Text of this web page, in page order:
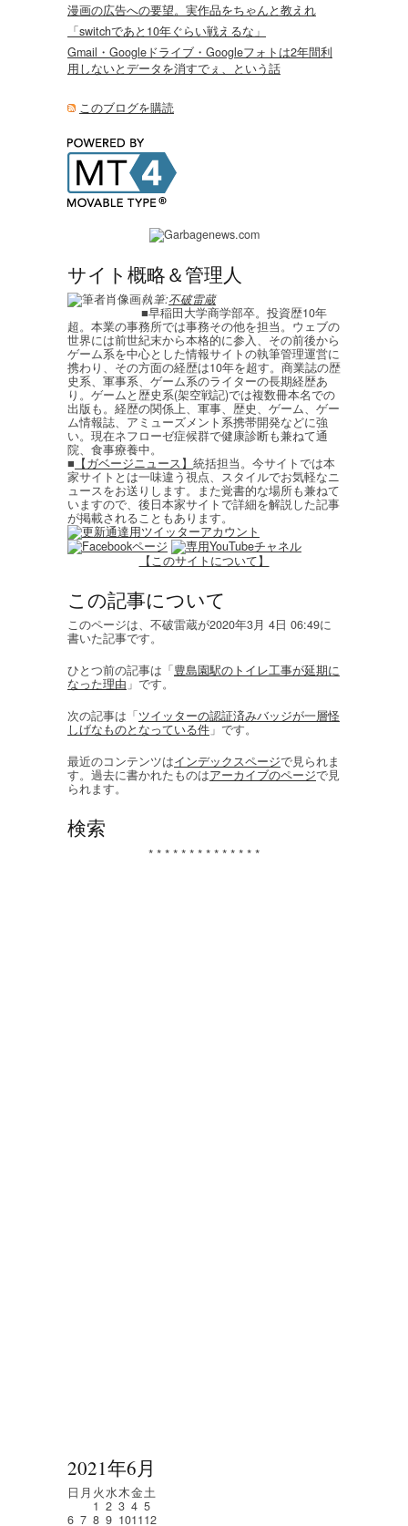
漫画の広告への要望。実作品をちゃんと教えれ
「switchであと10年ぐらい戦えるな」
Gmail・Googleドライブ・Googleフォトは2年間利
用しないとデータを消すでぇ、という話
このブログを購読
サイト概略＆管理人
執筆:不破雷蔵
■早稲田大学商学部卒。投資歴10年
超。本業の事務所では事務その他を担当。ウェブの
世界には前世紀末から本格的に参入、その前後から
ゲーム系を中心とした情報サイトの執筆管理運営に
携わり、その方面の経歴は10年を超す。商業誌の歴
史系、軍事系、ゲーム系のライターの長期経歴あ
り。ゲームと歴史系(架空戦記)では複数冊本名での
出版も。経歴の関係上、軍事、歴史、ゲーム、ゲー
ム情報誌、アミューズメント系携帯開発などに強
い。現在ネフローゼ症候群で健康診断も兼ねて通
院、食事療養中。
■ 【ガベージニュース】 統括担当。今サイトでは本
家サイトとは一味違う視点、スタイルでお気軽なニ
ュースをお送りします。また覚書的な場所も兼ねて
いますので、後日本家サイトで詳細を解説した記事
が掲載されることもあります。
【このサイトについて】
この記事について
このページは、不破雷蔵が2020年3月 4日 06:49に
書いた記事です。
ひとつ前の記事は「豊島園駅のトイレ工事が延期に
なった理由 」です。
次の記事は「ツイッターの認証済みバッジが一層怪
しげなものとなっている件 」です。
最近のコンテンツはインデックスページで見られま
す。過去に書かれたものはアーカイブのページで見
られます。
検索
* * * * * * * * * * * * * *
2021年6月
日 月 火水木金土
1 2 3 4 5
6 7 8 9 101112